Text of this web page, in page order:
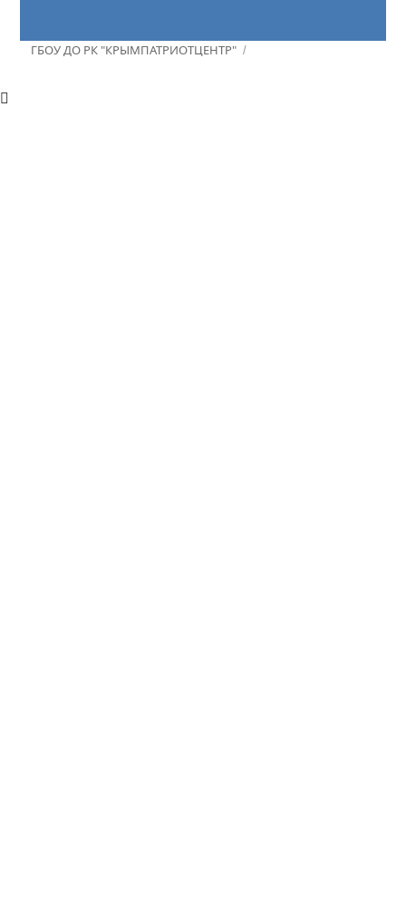
ГБОУ ДО РК "КРЫМПАТРИОТЦЕНТР"